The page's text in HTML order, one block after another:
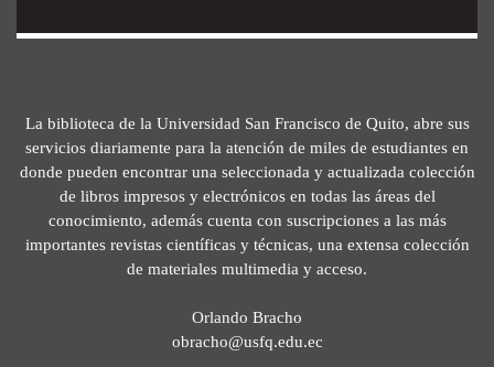
La biblioteca de la Universidad San Francisco de Quito, abre sus
servicios diariamente para la atención de miles de estudiantes en
donde pueden encontrar una seleccionada y actualizada colección
de libros impresos y electrónicos en todas las áreas del
conocimiento, además cuenta con suscripciones a las más
importantes revistas científicas y técnicas, una extensa colección
de materiales multimedia y acceso.
Orlando Bracho
obracho@usfq.edu.ec